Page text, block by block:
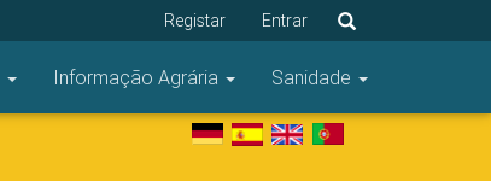
Entrar
Registar
Informação Agrária Sanidade